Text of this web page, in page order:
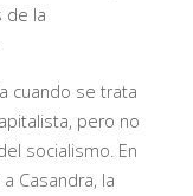
de la
cuando se trata
pero no
socialismo. En
Casandra, la